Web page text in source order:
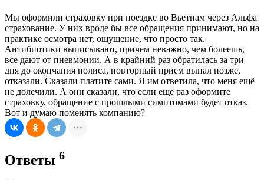
Мы оформили страховку при поездке во Вьетнам через Альфа
страхование. У них вроде бы все обращения принимают, но на
практике осмотра нет, ощущение, что просто так.
Антибиотики выписывают, причем неважно, чем болеешь,
все дают от пневмонии. А в крайний раз обратилась за три
дня до окончания полиса, повторный прием выпал позже,
отказали. Сказали платите сами. Я им ответила, что меня ещё
не долечили. А они сказали, что если ещё раз оформите
страховку, обращение с прошлыми симптомами будет отказ.
Вот и думаю поменять компанию?
Ответы 6